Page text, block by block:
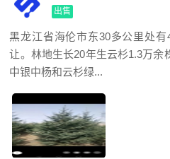
出售
黑龙江省海伦市东30多公里处
让。林地生长20年生云杉1.3万余
中银中杨和云杉绿...